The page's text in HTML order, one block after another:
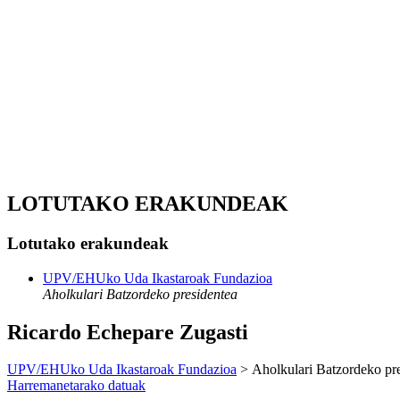
LOTUTAKO ERAKUNDEAK
Lotutako erakundeak
UPV/EHUko Uda Ikastaroak Fundazioa
Aholkulari Batzordeko presidentea
Ricardo Echepare Zugasti
UPV/EHUko Uda Ikastaroak Fundazioa > Aholkulari Batzordeko
Harremanetarako datuak